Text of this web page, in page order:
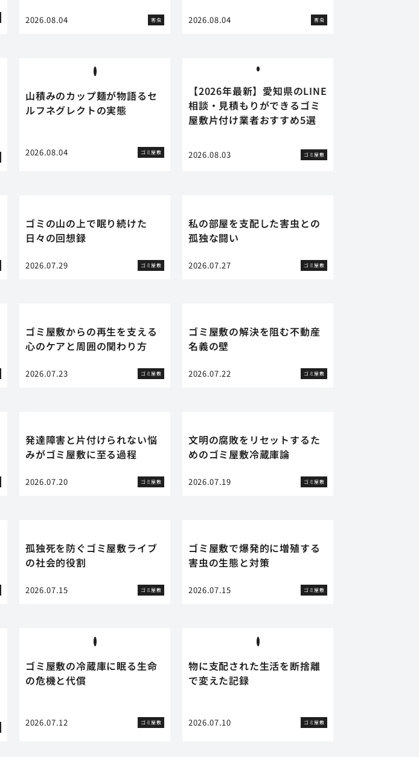
2026.08.04 害虫 2026.08.04 害虫
山積みのカップ麺が物語るセ
ルフネグレクトの実態
2026.08.04 ゴミ屋敷
【2026年最新】愛知県のLINE
相談・見積もりができるゴミ
屋敷片付け業者おすすめ5選
2026.08.03 ゴミ屋敷
ゴミの山の上で眠り続けた
日々の回想録
2026.07.29 ゴミ屋敷
私の部屋を支配した害虫との
孤独な闘い
2026.07.27 ゴミ屋敷
ゴミ屋敷からの再生を支える
心のケアと周囲の関わり方
2026.07.23 ゴミ屋敷
ゴミ屋敷の解決を阻む不動産
名義の壁
2026.07.22 ゴミ屋敷
発達障害と片付けられない悩
みがゴミ屋敷に至る過程
2026.07.20 ゴミ屋敷
文明の腐敗をリセットするた
めのゴミ屋敷冷蔵庫論
2026.07.19 ゴミ屋敷
孤独死を防ぐゴミ屋敷ライブ
の社会的役割
2026.07.15 ゴミ屋敷
ゴミ屋敷で爆発的に増殖する
害虫の生態と対策
2026.07.15 ゴミ屋敷
ゴミ屋敷の冷蔵庫に眠る生命
の危機と代償
2026.07.12 ゴミ屋敷
物に支配された生活を断捨離
で変えた記録
2026.07.10 ゴミ屋敷